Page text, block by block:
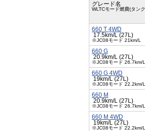
グレード名
WLTCモード燃費(タン
660 T 4WD
17.5km/L (27L)
※JC08モード 21km/L
660 G
20.9km/L (27L)
※JC08モード 26.7km/L
660 G 4WD
19km/L (27L)
※JC08モード 22.2km/L
660 M
20.9km/L (27L)
※JC08モード 26.7km/L
660 M 4WD
19km/L (27L)
※JC08モード 22.2km/L